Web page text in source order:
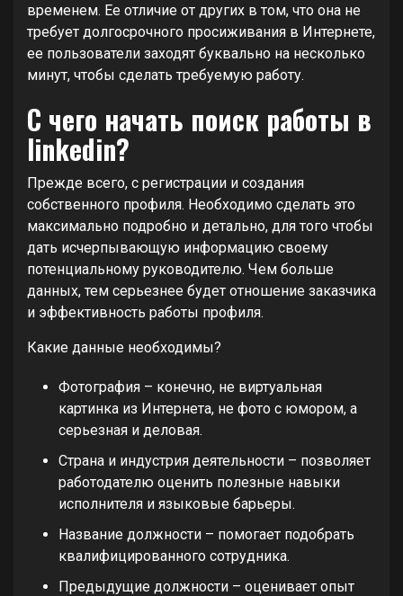
временем. Ее отличие от других в том, что она не
требует долгосрочного просиживания в Интернете,
ее пользователи заходят буквально на несколько
минут, чтобы сделать требуемую работу.
С чего начать поиск работы в
linkedin?
Прежде всего, с регистрации и создания
собственного профиля. Необходимо сделать это
максимально подробно и детально, для того чтобы
дать исчерпывающую информацию своему
потенциальному руководителю. Чем больше
данных, тем серьезнее будет отношение заказчика
и эффективность работы профиля.
Какие данные необходимы?
Фотография – конечно, не виртуальная
картинка из Интернета, не фото с юмором, а
серьезная и деловая.
Страна и индустрия деятельности – позволяет
работодателю оценить полезные навыки
исполнителя и языковые барьеры.
Название должности – помогает подобрать
квалифицированного сотрудника.
Предыдущие должности – оценивает опыт